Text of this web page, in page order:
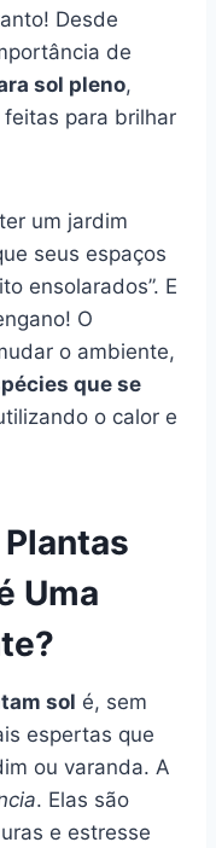
Desde
de
sol pleno,
para brilhar
um jardim
seus espaços
ensolarados”. E
O
o ambiente,
que se
o calor e
Uma
sol é, sem
espertas que
ou varanda. A
. Elas são
e estresse